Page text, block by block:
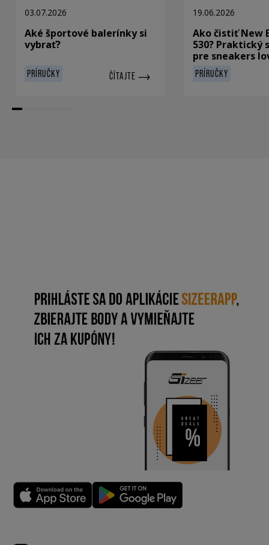
03.07.2026
Aké športové balerínky si
vybrať?
PRÍRUČKY ČÍTAJTE
19.06.2026
Ako čistiť New
530? Praktický
pre sneakers
PRÍRUČKY